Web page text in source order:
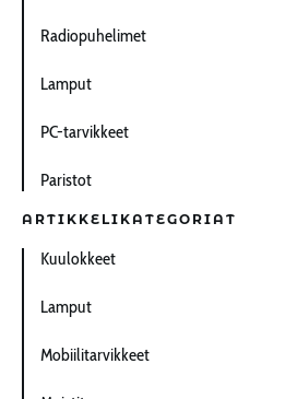
Radiopuhelimet
Lamput
PC-tarvikkeet
Paristot
ARTIKKELIKATEGORIAT
Kuulokkeet
Lamput
Mobiilitarvikkeet